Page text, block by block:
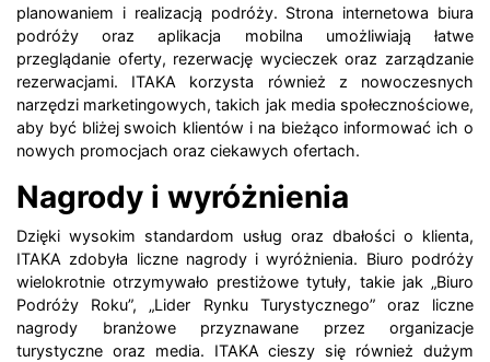
planowaniem i realizacją podróży. Strona internetowa biura
podróży oraz aplikacja mobilna umożliwiają łatwe
przeglądanie oferty, rezerwację wycieczek oraz zarządzanie
rezerwacjami. ITAKA korzysta również z nowoczesnych
narzędzi marketingowych, takich jak media społecznościowe,
aby być bliżej swoich klientów i na bieżąco informować ich o
nowych promocjach oraz ciekawych ofertach.
Nagrody i wyróżnienia
Dzięki wysokim standardom usług oraz dbałości o klienta,
ITAKA zdobyła liczne nagrody i wyróżnienia. Biuro podróży
wielokrotnie otrzymywało prestiżowe tytuły, takie jak „Biuro
Podróży Roku”, „Lider Rynku Turystycznego” oraz liczne
nagrody branżowe przyznawane przez organizacje
turystyczne oraz media. ITAKA cieszy się również dużym